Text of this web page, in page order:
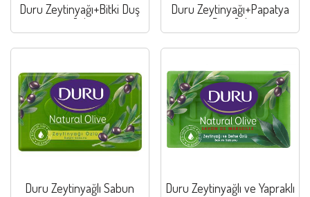
Duru Zeytinyağı+Bitki Duş
Jeli
Duru Zeytinyağı+Papatya
Duş Jeli
Duru Zeytinyağlı Sabun Duru Zeytinyağlı ve Yapraklı